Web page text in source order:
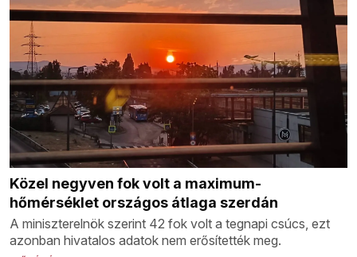
Közel negyven fok volt a maximum-
hőmérséklet országos átlaga szerdán
A miniszterelnök szerint 42 fok volt a tegnapi csúcs, ezt
azonban hivatalos adatok nem erősítették meg.